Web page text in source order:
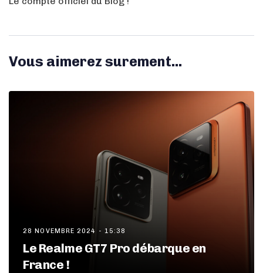
Vous aimerez surement...
28 NOVEMBRE 2024 - 15:38
Le Realme GT7 Pro débarque en
France !